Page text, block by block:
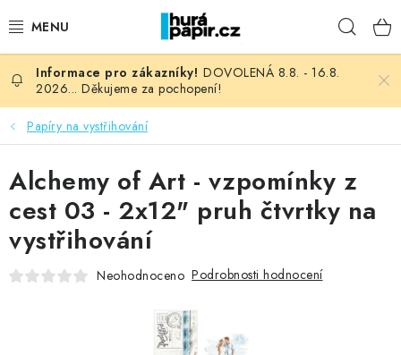
na
NOVINKY
HURÁ DÍLNA
VŠECHNO ZBOŽÍ
KNIHAŘSKÝ MATERIÁL
DOVOLENÁ 8.8. - 16.8.
2026... Děkujeme za pochopení!
Papíry na vystřihování
Alchemy of Art - vzpomínky z
cest 03 - 2x12" pruh čtvrtky na
vystřihování
Neohodnoceno Podrobnosti hodnocení